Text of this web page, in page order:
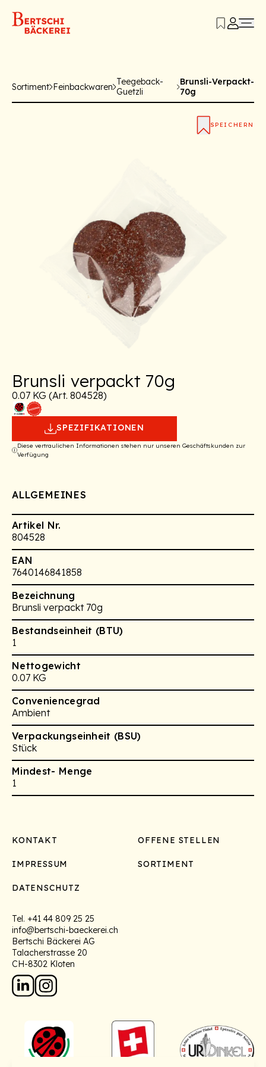
Sortiment Feinbackwaren Teegeback-
Guetzli
Brunsli-Verpackt-
70g
SPEICHERN
Brunsli verpackt 70g
0.07 KG (Art. 804528)
SPEZIFIKATIONEN
Diese vertraulichen Informationen stehen nur unseren Geschäftskunden zur
Verfügung
ALLGEMEINES
Artikel Nr.
804528
EAN
7640146841858
Bezeichnung
Brunsli verpackt 70g
Bestandseinheit (BTU)
1
Nettogewicht
0.07 KG
Conveniencegrad
Ambient
Verpackungseinheit (BSU)
Stück
Mindest- Menge
1
Footer
KONTAKT OFFENE STELLEN
IMPRESSUM SORTIMENT
DATENSCHUTZ
Tel. +41 44 809 25 25
info@bertschi-baeckerei.ch
Bertschi Bäckerei AG
Talacherstrasse 20
CH-8302 Kloten